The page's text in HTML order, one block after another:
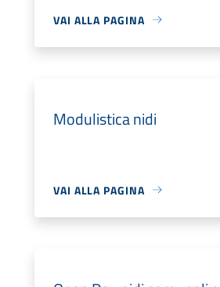
VAI ALLA PAGINA
Modulistica nidi
VAI ALLA PAGINA